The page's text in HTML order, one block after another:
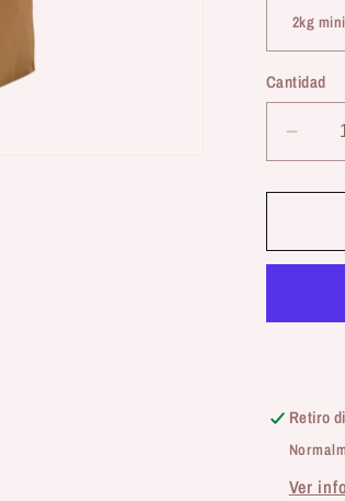
Cantidad
para
|
en
frío
para
Retiro
Ver